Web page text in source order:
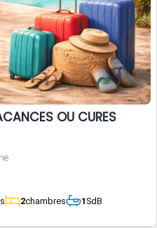
OU CURES
2chambres 1SdB